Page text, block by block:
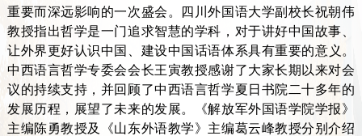
重要而深远影响的一次盛会。四川外国语大学副校长祝朝伟
教授指出哲学是一门追求智慧的学科，对于讲好中国故事、
让外界更好认识中国、建设中国话语体系具有重要的意义。
中西语言哲学专委会会长王寅教授感谢了大家长期以来对会
议的持续支持，并回顾了中西语言哲学夏日书院二十多年的
发展历程，展望了未来的发展。《解放军外国语学院学报》
主编陈勇教授及《山东外语教学》主编葛云峰教授分别介绍